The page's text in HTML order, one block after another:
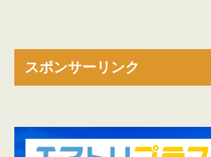
スポンサーリンク